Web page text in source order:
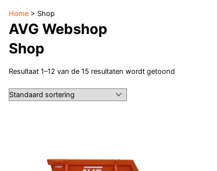
Home > Shop
AVG Webshop
Shop
Resultaat 1–12 van de 15 resultaten wordt getoond